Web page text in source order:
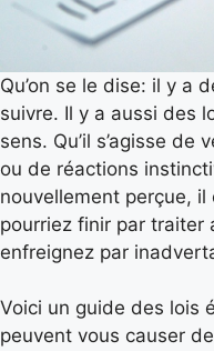
Qu’on se le dise: il y a
suivre. Il y a aussi des
sens. Qu’il s’agisse
ou de réactions
nouvellement perçue,
pourriez finir par traiter
enfreignez par
Voici un guide des lois
peuvent vous causer